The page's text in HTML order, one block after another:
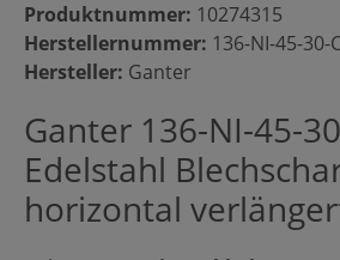
Produktnummer: 10274315
Herstellernummer: 136-NI-45-30-C
Hersteller: Ganter
Ganter 136-NI-45-
Edelstahl
horizontal